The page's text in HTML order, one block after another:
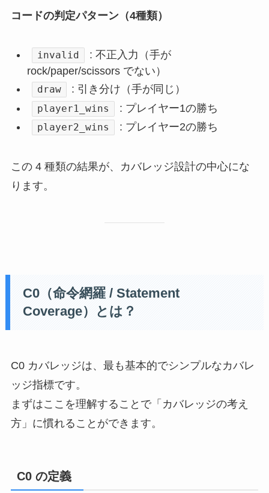
コードの判定パターン（4種類）
invalid
: 不正入力（手が
rock/paper/scissors でない）
draw : 引き分け（手が同じ）
player1_wins : プレイヤー1の勝ち
player2_wins : プレイヤー2の勝ち
この 4 種類の結果が、カバレッジ設計の中心にな
ります。
C0（命令網羅 / Statement
Coverage）とは？
C0 カバレッジは、最も基本的でシンプルなカバレ
ッジ指標です。
まずはここを理解することで「カバレッジの考え
方」に慣れることができます。
C0 の定義